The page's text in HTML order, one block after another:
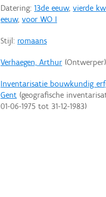
Datering: 13de eeuw, vierde
eeuw, voor WO I
Stijl: romaans
Verhaegen, Arthur(Ontwerper)
Inventarisatie bouwkundig
Gent(geografische
01-06-1975 tot 31-12-1983)